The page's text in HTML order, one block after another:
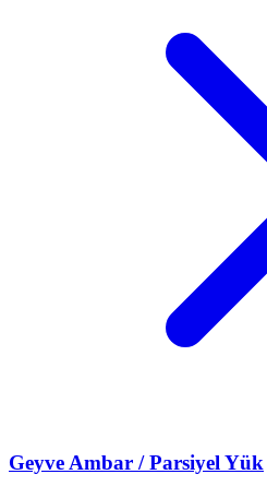
Geyve Ambar / Parsiyel Yük